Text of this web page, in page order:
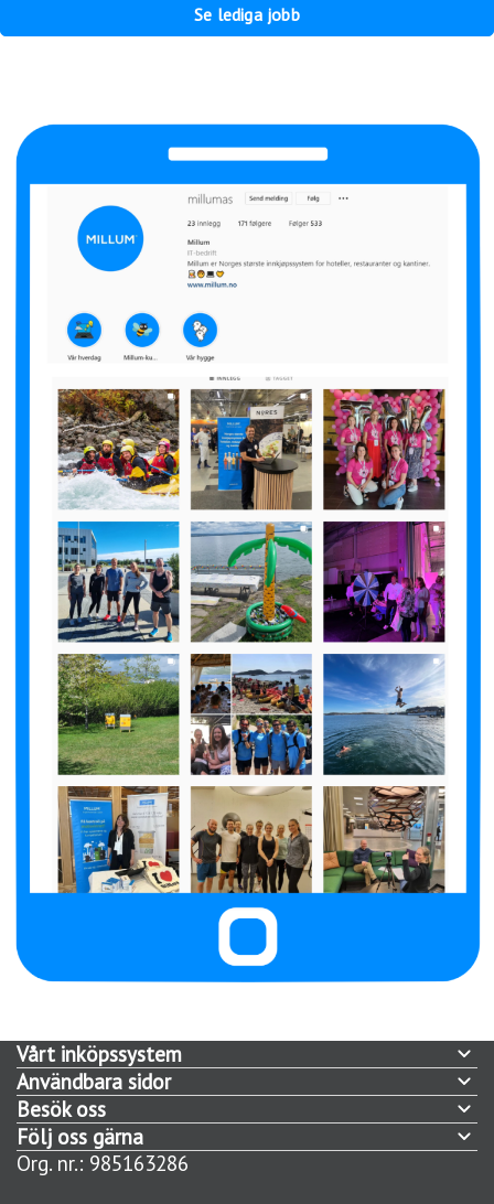
Se lediga jobb
Vårt inköpssystem
Funktionalitet
Så här kommer du igång
Integrationsöversikt
Användbara sidor
Logga in
Vores apps
Besök oss
Martin Linges vei 25
Terminalbygget på IT Fornebu
Följ oss gärna
Facebook
Org. nr.: 985163286